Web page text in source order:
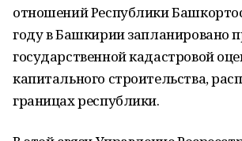
отношений Республики
году в Башкирии запланировано
государственной кадастровой
капитального строительства,
границах республики.